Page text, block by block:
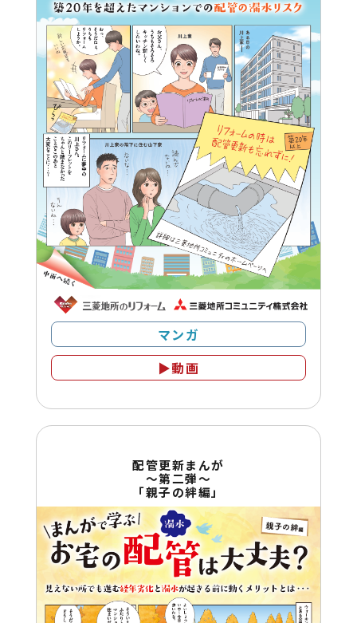
マンガ
▶動画
配管更新まんが
～第二弾～
「親子の絆編」